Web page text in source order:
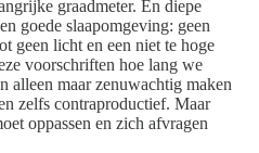
graadmeter. En diepe
goede slaapomgeving: geen
geen licht en een niet te hoge
voorschriften hoe lang we
alleen maar zenuwachtig maken
zelfs contraproductief. Maar
oppassen en zich afvragen